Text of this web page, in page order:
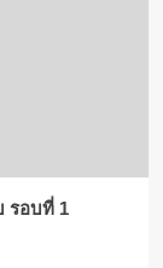
รอบที่ 1